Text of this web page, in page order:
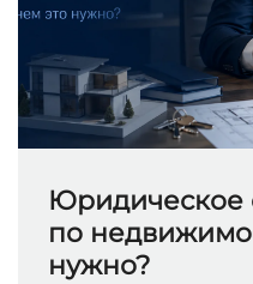
Юридическое
по
нужно?